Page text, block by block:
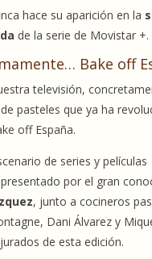
hace su aparición en la
de la serie de Movistar +.
Bake off
televisión,
pasteles que ya ha
off España.
por el gran
, junto a cocineros
Dani Álvarez y
de esta edición.